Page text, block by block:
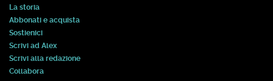
La storia
Abbonati e acquista
Sostienici
Scrivi ad Alex
Scrivi alla redazione
Collabora